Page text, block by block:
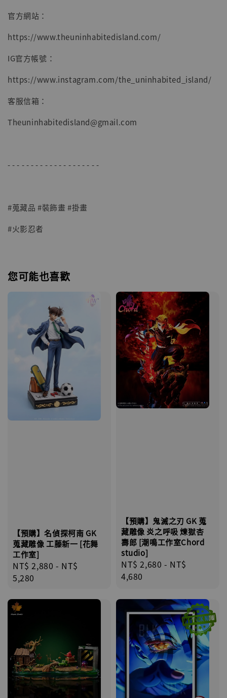
官方網站：
https://www.theuninhabitedisland.com/
IG官方帳號：
https://www.instagram.com/the_uninhabited_island/
客服信箱：
Theuninhabitedisland@gmail.com
- - - - - - - - - - - - - - - - - - - -
#蒐藏品 #裝飾畫 #掛畫
#火影忍者
您可能也喜歡
【預購】名偵探柯南 GK
蒐藏雕像 工藤新一 [花舞
工作室]
Regular
price
NT$ 2,880 - NT$
5,280
【預購】鬼滅之刃 GK 蒐
藏雕像 炎之呼吸 煉獄杏
壽郎 [潮鳴工作室Chord
studio]
Regular
price
NT$ 2,680 - NT$
4,680